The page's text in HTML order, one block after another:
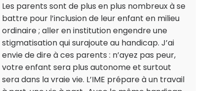
Les parents sont de plus en plus nombreux à se
battre pour l’inclusion de leur enfant en milieu
ordinaire ; aller en institution engendre une
stigmatisation qui surajoute au handicap. J’ai
envie de dire à ces parents : n’ayez pas peur,
votre enfant sera plus autonome et surtout
sera dans la vraie vie. L’IME prépare à un travail